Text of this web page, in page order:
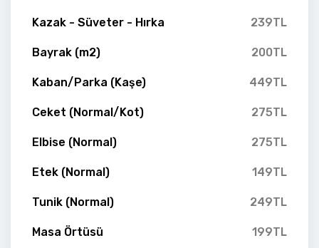
Kazak - Süveter - Hırka 239TL
Bayrak (m2) 200TL
Kaban/Parka (Kaşe) 449TL
Ceket (Normal/Kot) 275TL
Elbise (Normal) 275TL
Etek (Normal) 149TL
Tunik (Normal) 249TL
Masa Örtüsü 199TL